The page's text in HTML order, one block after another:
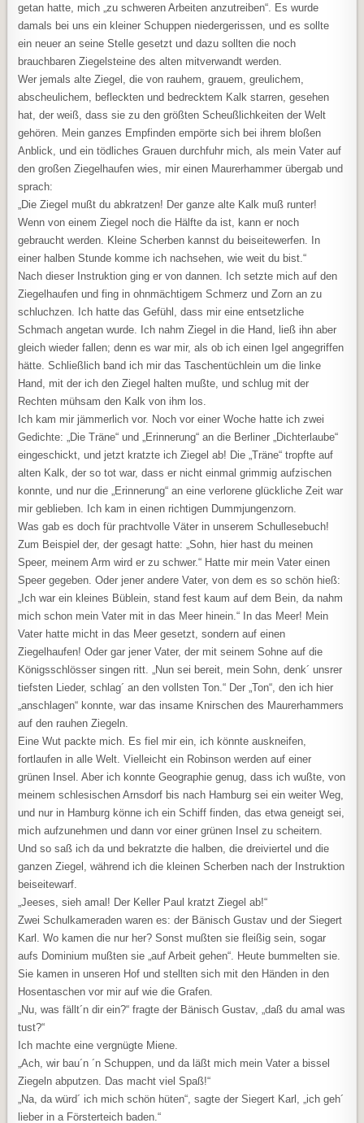
getan hatte, mich „zu schweren Arbeiten anzutreiben“. Es wurde
damals bei uns ein kleiner Schuppen niedergerissen, und es sollte
ein neuer an seine Stelle gesetzt und dazu sollten die noch
brauchbaren Ziegelsteine des alten mitverwandt werden.
Wer jemals alte Ziegel, die von rauhem, grauem, greulichem,
abscheulichem, befleckten und bedrecktem Kalk starren, gesehen
hat, der weiß, dass sie zu den größten Scheußlichkeiten der Welt
gehören. Mein ganzes Empfinden empörte sich bei ihrem bloßen
Anblick, und ein tödliches Grauen durchfuhr mich, als mein Vater auf
den großen Ziegelhaufen wies, mir einen Maurerhammer übergab und
sprach:
„Die Ziegel mußt du abkratzen! Der ganze alte Kalk muß runter!
Wenn von einem Ziegel noch die Hälfte da ist, kann er noch
gebraucht werden. Kleine Scherben kannst du beiseitewerfen. In
einer halben Stunde komme ich nachsehen, wie weit du bist.“
Nach dieser Instruktion ging er von dannen. Ich setzte mich auf den
Ziegelhaufen und fing in ohnmächtigem Schmerz und Zorn an zu
schluchzen. Ich hatte das Gefühl, dass mir eine entsetzliche
Schmach angetan wurde. Ich nahm Ziegel in die Hand, ließ ihn aber
gleich wieder fallen; denn es war mir, als ob ich einen Igel angegriffen
hätte. Schließlich band ich mir das Taschentüchlein um die linke
Hand, mit der ich den Ziegel halten mußte, und schlug mit der
Rechten mühsam den Kalk von ihm los.
Ich kam mir jämmerlich vor. Noch vor einer Woche hatte ich zwei
Gedichte: „Die Träne“ und „Erinnerung“ an die Berliner „Dichterlaube“
eingeschickt, und jetzt kratzte ich Ziegel ab! Die „Träne“ tropfte auf
alten Kalk, der so tot war, dass er nicht einmal grimmig aufzischen
konnte, und nur die „Erinnerung“ an eine verlorene glückliche Zeit war
mir geblieben. Ich kam in einen richtigen Dummjungenzorn.
Was gab es doch für prachtvolle Väter in unserem Schullesebuch!
Zum Beispiel der, der gesagt hatte: „Sohn, hier hast du meinen
Speer, meinem Arm wird er zu schwer.“ Hatte mir mein Vater einen
Speer gegeben. Oder jener andere Vater, von dem es so schön hieß:
„Ich war ein kleines Büblein, stand fest kaum auf dem Bein, da nahm
mich schon mein Vater mit in das Meer hinein.“ In das Meer! Mein
Vater hatte micht in das Meer gesetzt, sondern auf einen
Ziegelhaufen! Oder gar jener Vater, der mit seinem Sohne auf die
Königsschlösser singen ritt. „Nun sei bereit, mein Sohn, denk´ unsrer
tiefsten Lieder, schlag´ an den vollsten Ton.“ Der „Ton“, den ich hier
„anschlagen“ konnte, war das insame Knirschen des Maurerhammers
auf den rauhen Ziegeln.
Eine Wut packte mich. Es fiel mir ein, ich könnte auskneifen,
fortlaufen in alle Welt. Vielleicht ein Robinson werden auf einer
grünen Insel. Aber ich konnte Geographie genug, dass ich wußte, von
meinem schlesischen Arnsdorf bis nach Hamburg sei ein weiter Weg,
und nur in Hamburg könne ich ein Schiff finden, das etwa geneigt sei,
mich aufzunehmen und dann vor einer grünen Insel zu scheitern.
Und so saß ich da und bekratzte die halben, die dreiviertel und die
ganzen Ziegel, während ich die kleinen Scherben nach der Instruktion
beiseitewarf.
„Jeeses, sieh amal! Der Keller Paul kratzt Ziegel ab!“
Zwei Schulkameraden waren es: der Bänisch Gustav und der Siegert
Karl. Wo kamen die nur her? Sonst mußten sie fleißig sein, sogar
aufs Dominium mußten sie „auf Arbeit gehen“. Heute bummelten sie.
Sie kamen in unseren Hof und stellten sich mit den Händen in den
Hosentaschen vor mir auf wie die Grafen.
„Nu, was fällt´n dir ein?“ fragte der Bänisch Gustav, „daß du amal was
tust?“
Ich machte eine vergnügte Miene.
„Ach, wir bau´n ´n Schuppen, und da läßt mich mein Vater a bissel
Ziegeln abputzen. Das macht viel Spaß!“
„Na, da würd´ ich mich schön hüten“, sagte der Siegert Karl, „ich geh´
lieber in a Försterteich baden.“